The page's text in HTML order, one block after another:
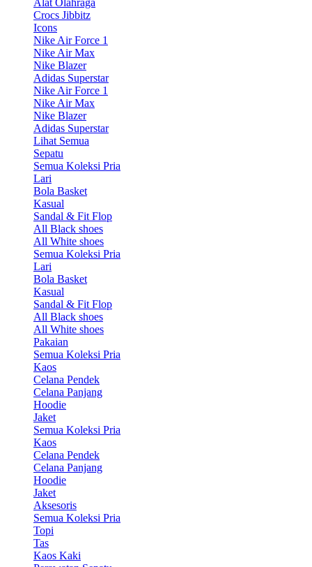
Crocs Jibbitz
Icons
Nike Air Force 1
Nike Air Max
Nike Blazer
Adidas Superstar
Nike Air Force 1
Nike Air Max
Nike Blazer
Adidas Superstar
Lihat Semua
Sepatu
Semua Koleksi Pria
Lari
Bola Basket
Kasual
Sandal & Fit Flop
All Black shoes
All White shoes
Semua Koleksi Pria
Lari
Bola Basket
Kasual
Sandal & Fit Flop
All Black shoes
All White shoes
Pakaian
Semua Koleksi Pria
Kaos
Celana Pendek
Celana Panjang
Hoodie
Jaket
Semua Koleksi Pria
Kaos
Celana Pendek
Celana Panjang
Hoodie
Jaket
Aksesoris
Semua Koleksi Pria
Topi
Tas
Kaos Kaki